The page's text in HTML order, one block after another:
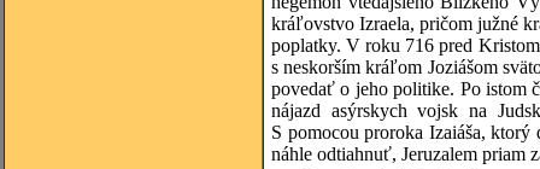
kráľovstvo Izraela, pričom južné
poplatky. V roku 716 pred
s neskorším kráľom Joziášom
povedať o jeho politike. Po istom
nájazd asýrskych vojsk na
S pomocou proroka Izaiáša, ktorý
náhle odtiahnuť, Jeruzalem priam